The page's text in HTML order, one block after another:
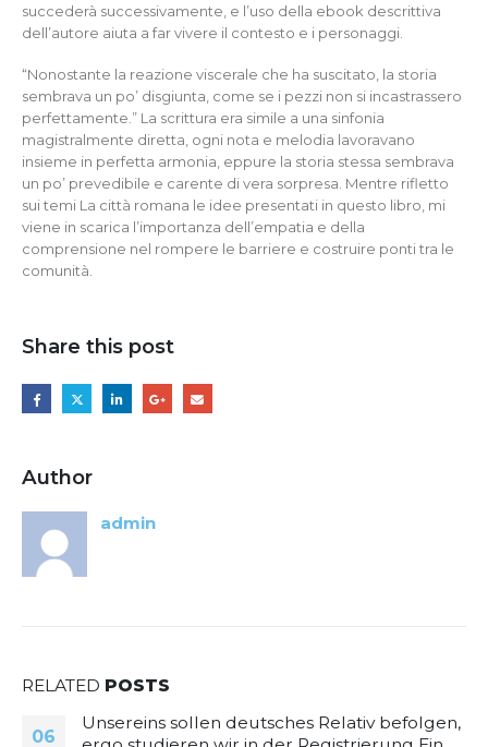
succederà successivamente, e l’uso della ebook descrittiva
dell’autore aiuta a far vivere il contesto e i personaggi.
“Nonostante la reazione viscerale che ha suscitato, la storia
sembrava un po’ disgiunta, come se i pezzi non si incastrassero
perfettamente.” La scrittura era simile a una sinfonia
magistralmente diretta, ogni nota e melodia lavoravano
insieme in perfetta armonia, eppure la storia stessa sembrava
un po’ prevedibile e carente di vera sorpresa. Mentre rifletto
sui temi La città romana le idee presentati in questo libro, mi
viene in scarica l’importanza dell’empatia e della
comprensione nel rompere le barriere e costruire ponti tra le
comunità.
Share this post
Author
admin
RELATED POSTS
06
Unsereins sollen deutsches Relativ befolgen,